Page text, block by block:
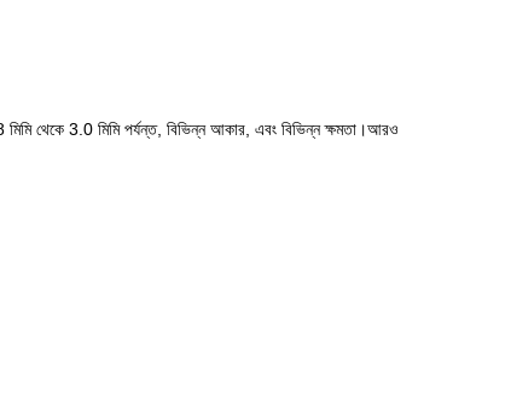
মিমি থেকে 3.0 মিমি পর্যন্ত, বিভিন্ন আকার, এবং বিভিন্ন ক্ষমতা।আরও